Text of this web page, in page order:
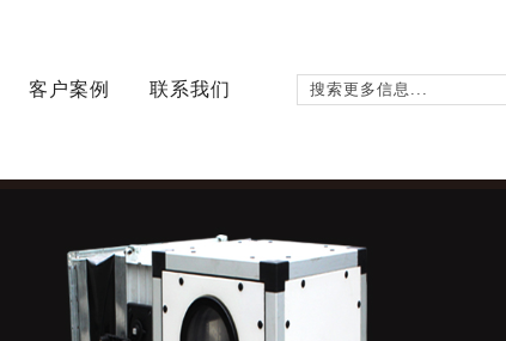
客户案例 联系我们